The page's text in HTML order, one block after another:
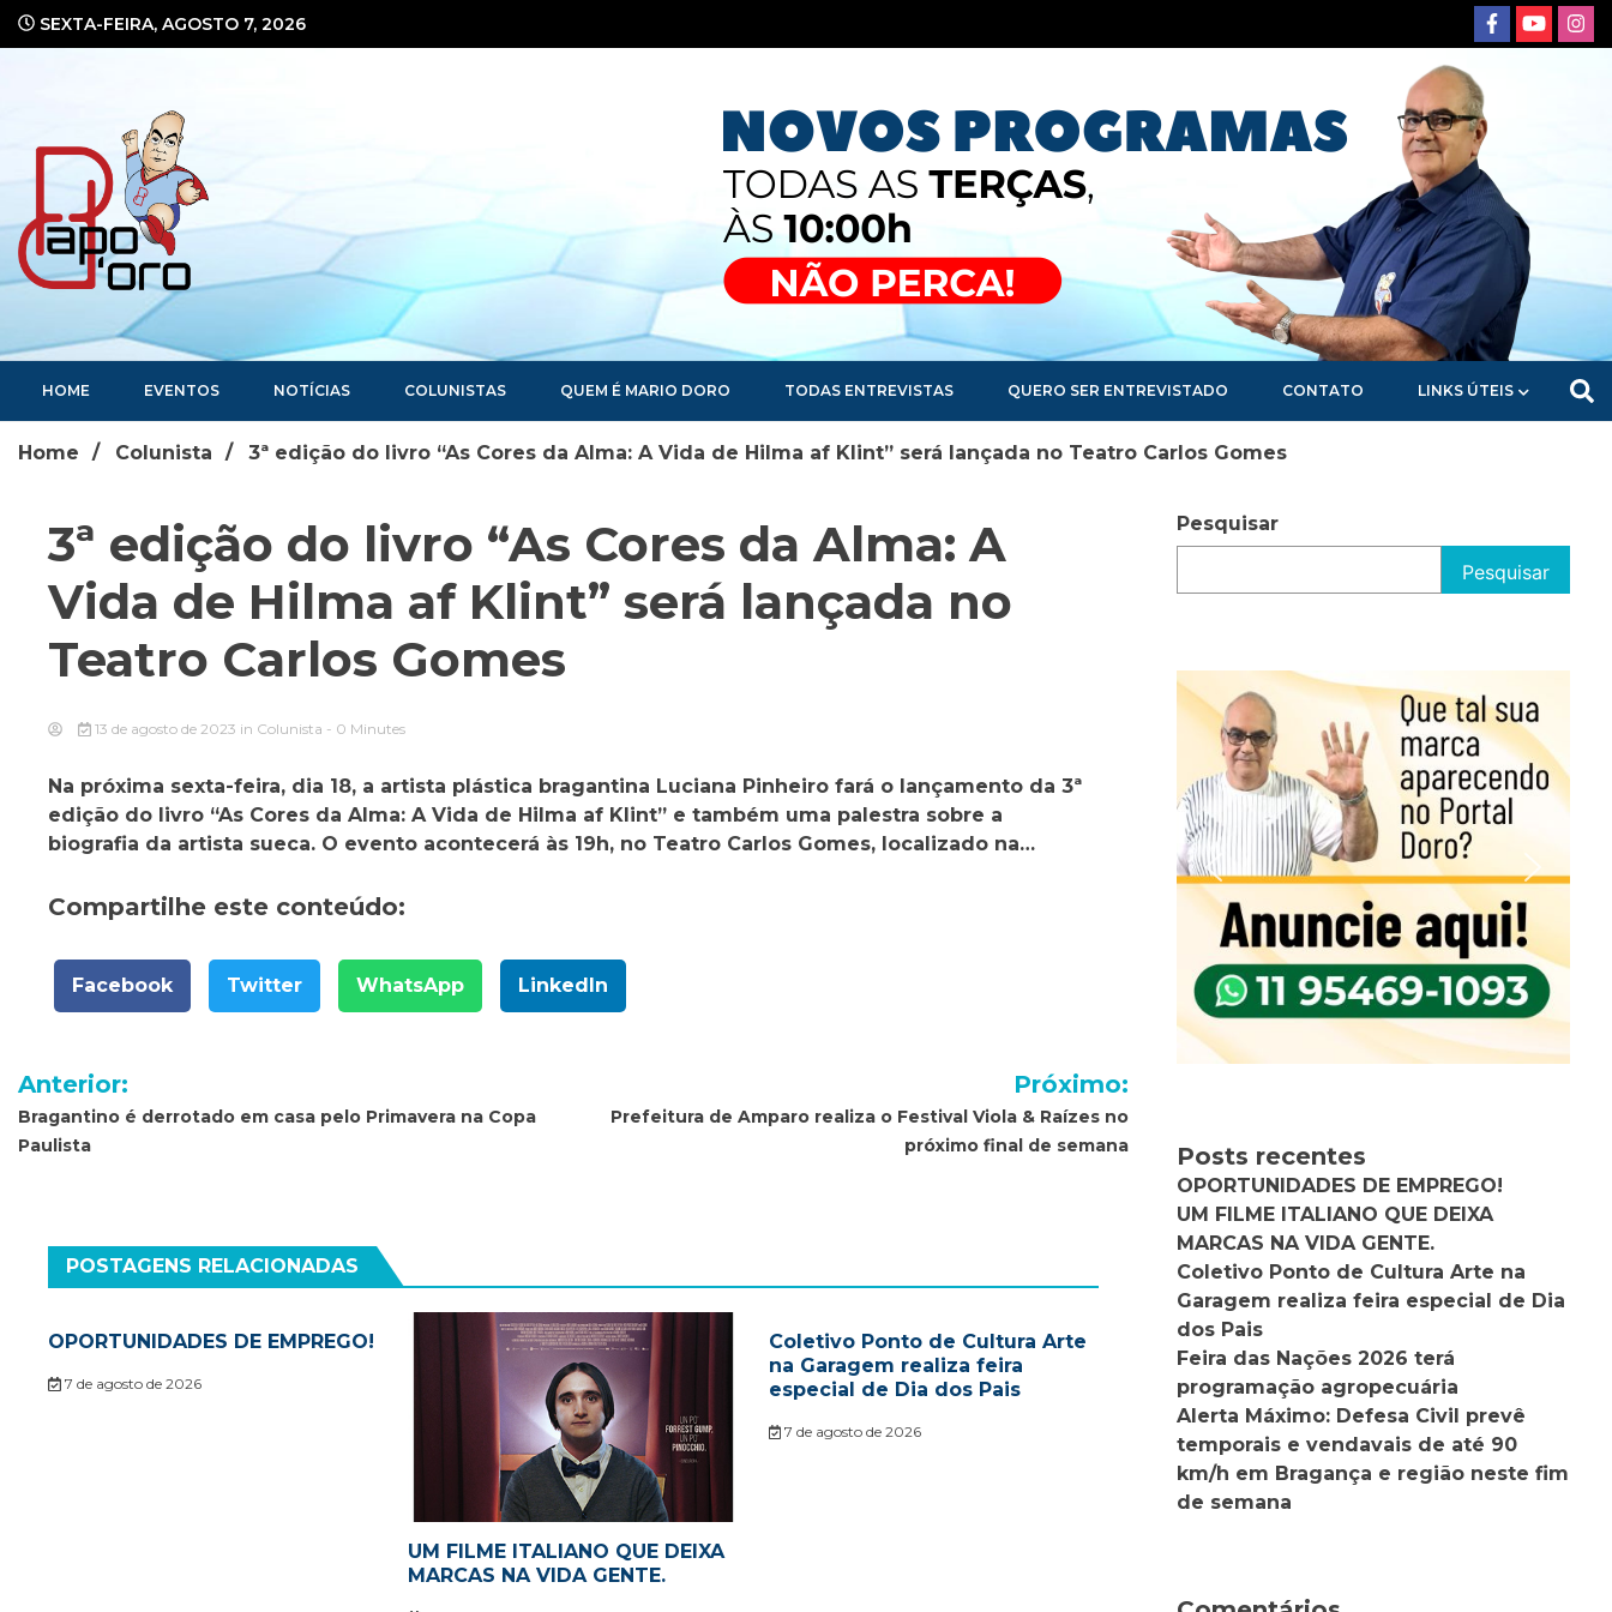
SEXTA-FEIRA, AGOSTO 7, 2026
Portal de Notícias
HOME EVENTOS NOTÍCIAS COLUNISTAS QUEM É MARIO DORO TODAS ENTREVISTAS QUERO SER ENTREVISTADO CONTATO LINKS ÚTEIS
Home Colunista 3ª edição do livro “As Cores da Alma: A Vida de Hilma af Klint” será lançada no Teatro Carlos Gomes
3ª edição do livro “As Cores da Alma: A
Vida de Hilma af Klint” será lançada no
Teatro Carlos Gomes
13 de agosto de 2023 in Colunista - 0 Minutes
Na próxima sexta-feira, dia 18, a artista plástica bragantina Luciana Pinheiro fará o lançamento da 3ª
edição do livro “As Cores da Alma: A Vida de Hilma af Klint” e também uma palestra sobre a
biografia da artista sueca. O evento acontecerá às 19h, no Teatro Carlos Gomes, localizado na…
Compartilhe este conteúdo:
Facebook Twitter WhatsApp LinkedIn
Navegação
de
Anterior:
Bragantino é derrotado em casa pelo Primavera na Copa
Paulista
Próximo:
Prefeitura de Amparo realiza o Festival Viola & Raízes no
próximo final de semana
POSTAGENS RELACIONADAS
OPORTUNIDADES DE EMPREGO!
7 de agosto de 2026
UM FILME ITALIANO QUE DEIXA
MARCAS NA VIDA GENTE.
Coletivo Ponto de Cultura Arte
na Garagem realiza feira
especial de Dia dos Pais
7 de agosto de 2026
Pesquisar
Pesquisar
Posts recentes
OPORTUNIDADES DE EMPREGO!
UM FILME ITALIANO QUE DEIXA
MARCAS NA VIDA GENTE.
Coletivo Ponto de Cultura Arte na
Garagem realiza feira especial de Dia
dos Pais
Feira das Nações 2026 terá
programação agropecuária
Alerta Máximo: Defesa Civil prevê
temporais e vendavais de até 90
km/h em Bragança e região neste fim
de semana